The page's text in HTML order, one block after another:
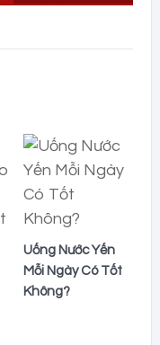
Uống Nước Yến
Mỗi Ngày Có Tốt
Không?